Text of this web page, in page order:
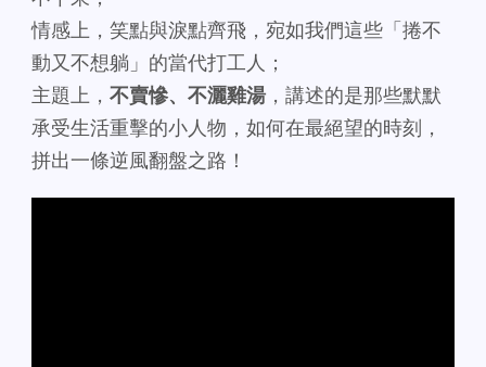
情感上，笑點與淚點齊飛，宛如我們這些「捲不
動又不想躺」的當代打工人；
主題上， 不賣慘、不灑雞湯，講述的是那些默默
承受生活重擊的小人物，如何在最絕望的時刻，
拼出一條逆風翻盤之路！